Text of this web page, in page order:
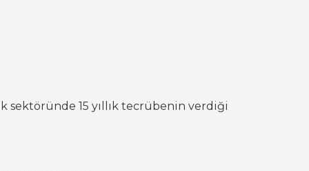
sektöründe 15 yıllık tecrübenin verdiği